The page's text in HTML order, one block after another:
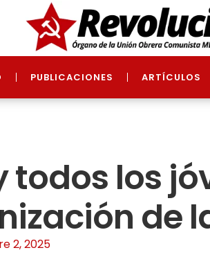
PUBLICACIONES ARTÍCULOS
todos los
de
2, 2025